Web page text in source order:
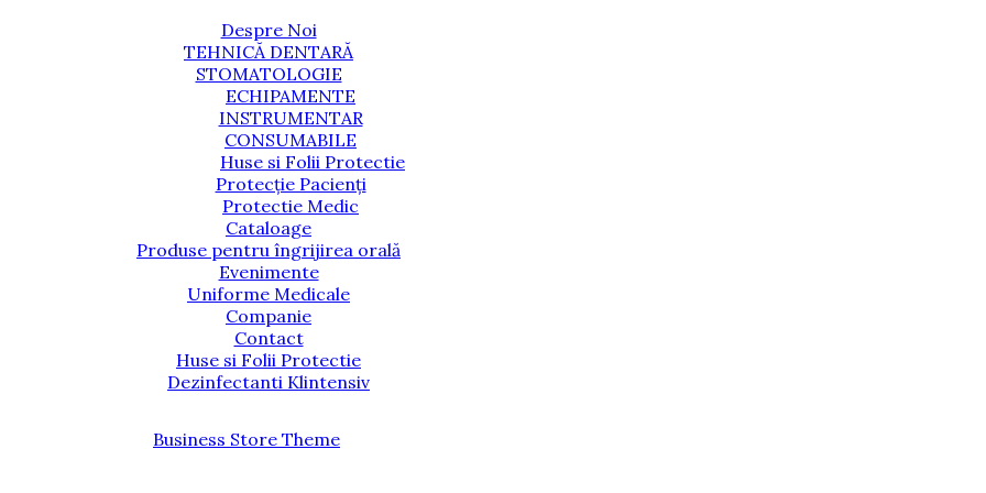
Despre Noi
TEHNICĂ DENTARĂ
STOMATOLOGIE
ECHIPAMENTE
INSTRUMENTAR
CONSUMABILE
Huse si Folii Protectie
Protecție Pacienți
Protectie Medic
Cataloage
Produse pentru îngrijirea orală
Evenimente
Uniforme Medicale
Companie
Contact
Huse si Folii Protectie
Dezinfectanti Klintensiv
Business Store Theme